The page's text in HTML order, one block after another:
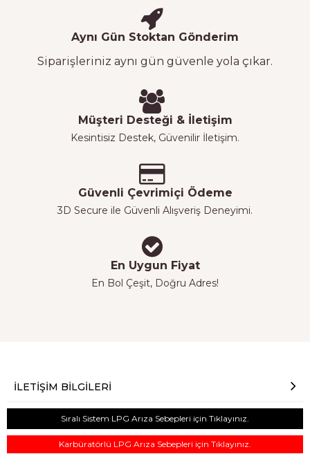
Aynı Gün Stoktan Gönderim
Siparişleriniz aynı gün güvenle yola çıkar.
Müşteri Desteği & İletişim
Kesintisiz Destek, Güvenilir İletişim.
Güvenli Çevrimiçi Ödeme
3D Secure ile Güvenli Alışveriş Deneyimi.
En Uygun Fiyat
En Bol Çeşit, Doğru Adres!
İLETIŞIM BILGILERI
Sıralı Sistem LPG Arıza Sebepleri için Tıklayınız.
Karbüratörlü LPG Arıza Sebepleri için Tıklayınız.